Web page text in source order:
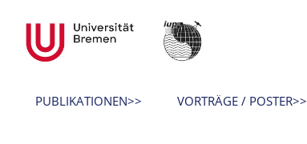
PUBLIKATIONEN>> VORTRÄGE / POSTER>>